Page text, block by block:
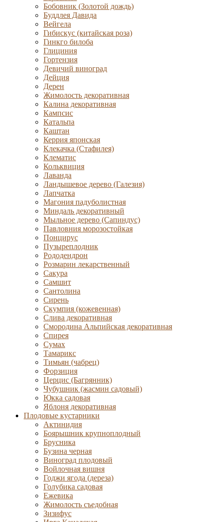
Бобовник (Золотой дождь)
Буддлея Давида
Вейгела
Гибискус (китайская роза)
Гинкго билоба
Глициния
Гортензия
Девичий виноград
Дейция
Дерен
Жимолость декоративная
Калина декоративная
Кампсис
Катальпа
Каштан
Керрия японская
Клекачка (Стафилея)
Клематис
Кольквиция
Лаванда
Ландышевое дерево (Галезия)
Лапчатка
Магония падуболистная
Миндаль декоративный
Мыльное дерево (Сапиндус)
Павловния морозостойкая
Понцирус
Пузыреплодник
Рододендрон
Розмарин лекарственный
Сакура
Самшит
Сантолина
Сирень
Скумпия (кожевенная)
Слива декоративная
Смородина Альпийская декоративная
Спирея
Сумах
Тамарикс
Тимьян (чабрец)
Форзиция
Церцис (Багрянник)
Чубушник (жасмин садовый)
Юкка садовая
Яблоня декоративная
Плодовые кустарники
Актинидия
Боярышник крупноплодный
Брусника
Бузина черная
Виноград плодовый
Войлочная вишня
Годжи ягода (дереза)
Голубика садовая
Ежевика
Жимолость съедобная
Зизифус